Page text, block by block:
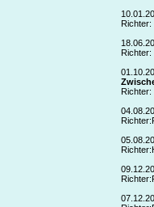
Richter:
Richter: